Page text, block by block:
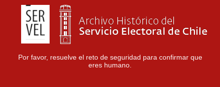
Por favor, resuelve el reto de seguridad para confirmar que
eres humano.